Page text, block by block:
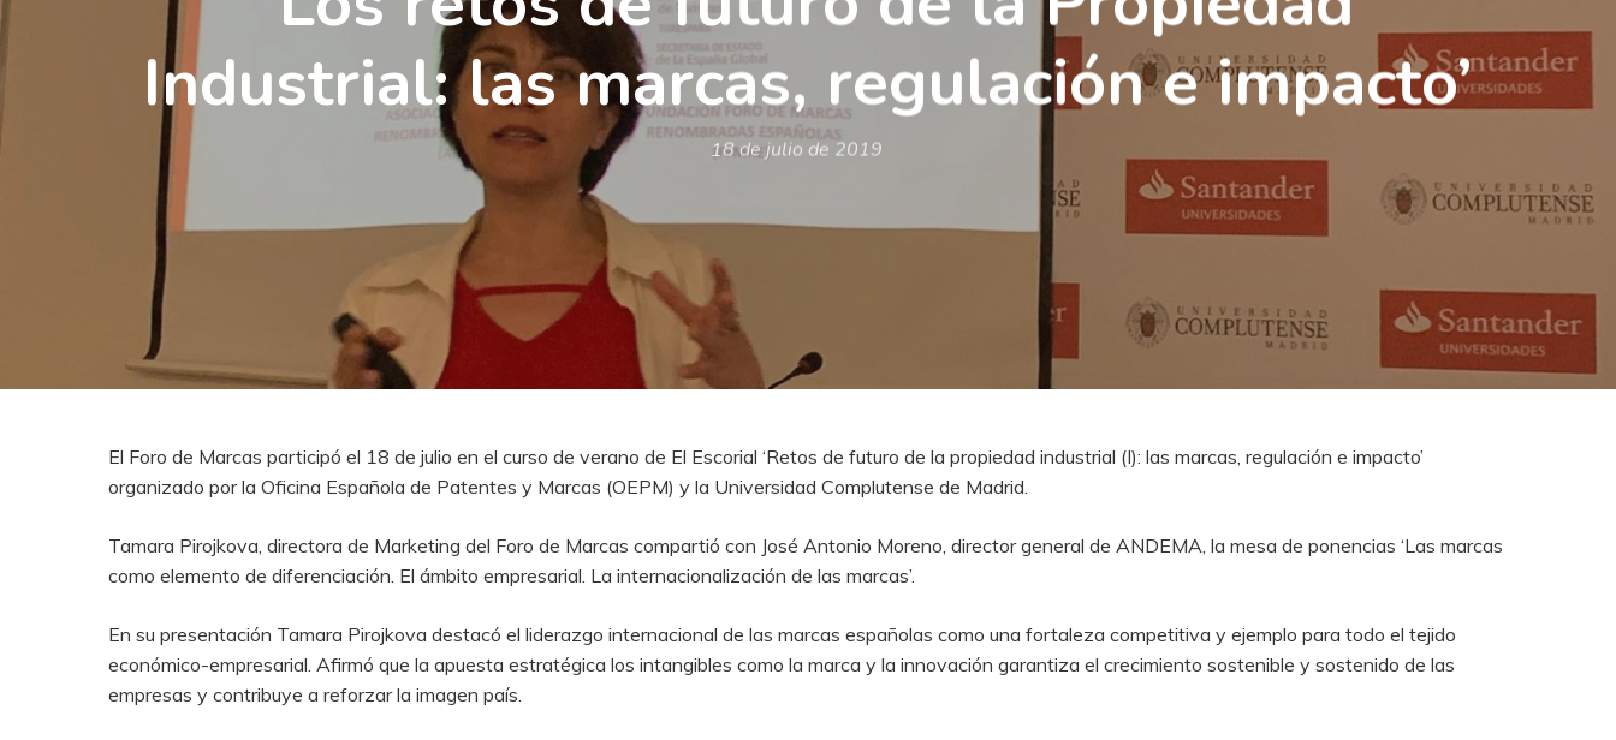
Industrial: las marcas, regulación e impacto’
18 de julio de 2019
El Foro de Marcas participó el 18 de julio en el curso de verano de El Escorial ‘Retos de futuro de la propiedad industrial (I): las marcas, regulación e impacto’
organizado por la Oficina Española de Patentes y Marcas (OEPM) y la Universidad Complutense de Madrid.
Tamara Pirojkova, directora de Marketing del Foro de Marcas compartió con José Antonio Moreno, director general de ANDEMA, la mesa de ponencias ‘Las marcas
como elemento de diferenciación. El ámbito empresarial. La internacionalización de las marcas’.
En su presentación Tamara Pirojkova destacó el liderazgo internacional de las marcas españolas como una fortaleza competitiva y ejemplo para todo el tejido
económico-empresarial. Afirmó que la apuesta estratégica los intangibles como la marca y la innovación garantiza el crecimiento sostenible y sostenido de las
empresas y contribuye a reforzar la imagen país.